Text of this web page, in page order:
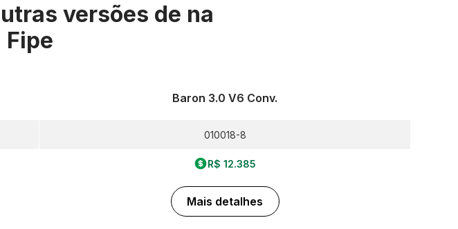
versões de na
Baron 3.0 V6 Conv.
010018-8
R$ 12.385
Mais detalhes